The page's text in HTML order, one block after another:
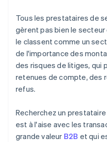
Tous les prestataires de
gèrent pas bien le
le classent comme un
de l'importance des
des risques de litiges, qui
retenues de compte, des
refus.
Recherchez un
est à l'aise avec les
grande valeur B2B et qui